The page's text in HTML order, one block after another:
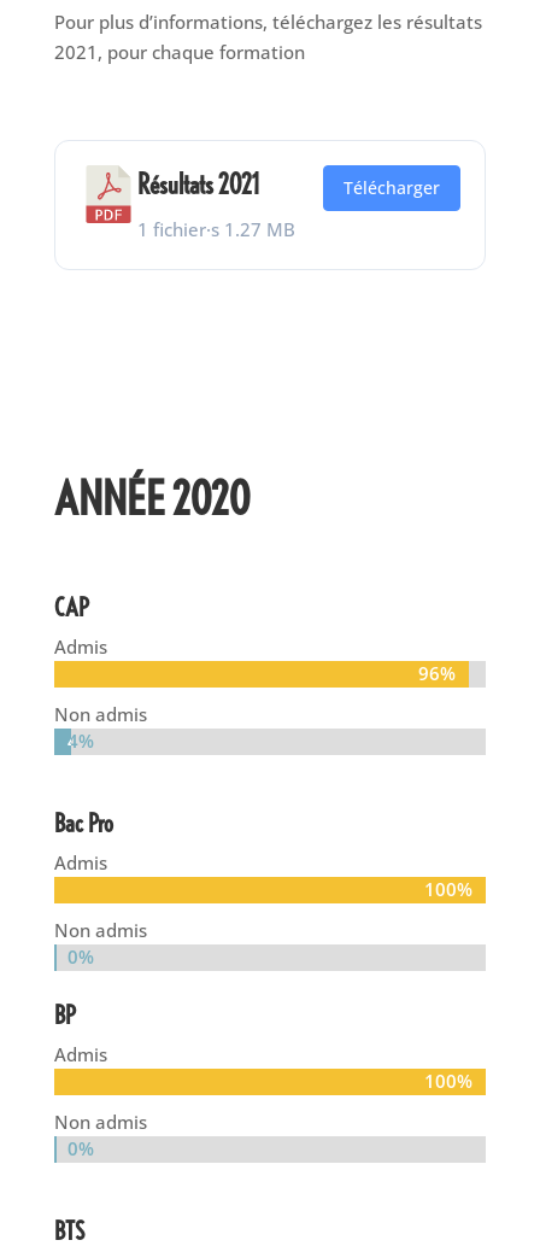
Pour plus d’informations, téléchargez les résultats
2021, pour chaque formation
Résultats 2021
1 fichier·s 1.27 MB
Télécharger
ANNÉE 2020
CAP
Admis
96%
96%
Non admis
4%
4%
Bac Pro
Admis
100%
100%
Non admis
0%
0%
BP
Admis
100%
100%
Non admis
0%
0%
BTS